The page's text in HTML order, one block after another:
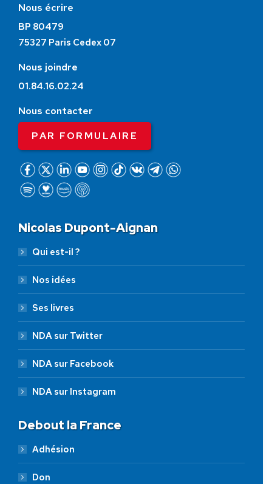
Nous écrire
BP 80479
75327 Paris Cedex 07
Nous joindre
01.84.16.02.24
Nous contacter
PAR FORMULAIRE
Nicolas Dupont-Aignan
Qui est-il ?
Nos idées
Ses livres
NDA sur Twitter
NDA sur Facebook
NDA sur Instagram
Debout la France
Adhésion
Don